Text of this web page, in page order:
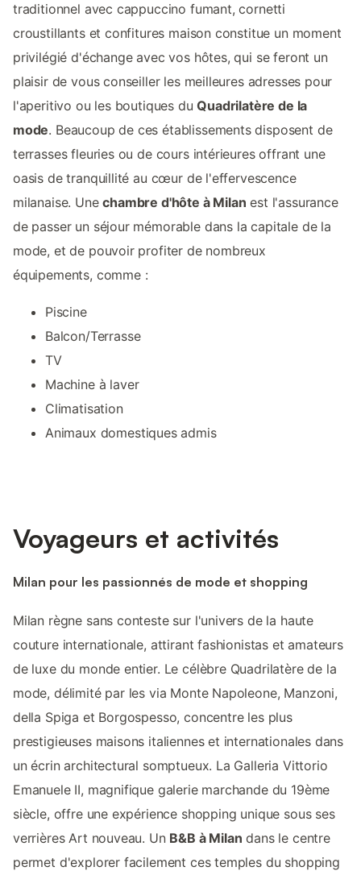
traditionnel avec cappuccino fumant, cornetti
croustillants et confitures maison constitue un moment
privilégié d'échange avec vos hôtes, qui se feront un
plaisir de vous conseiller les meilleures adresses pour
l'aperitivo ou les boutiques duQuadrilatère de la
mode. Beaucoup de ces établissements disposent de
terrasses fleuries ou de cours intérieures offrant une
oasis de tranquillité au cœur de l'effervescence
milanaise. Unechambre d'hôte à Milan est l'assurance
de passer un séjour mémorable dans la capitale de la
mode, et de pouvoir profiter de nombreux
équipements, comme :
Piscine
Balcon/Terrasse
TV
Machine à laver
Climatisation
Animaux domestiques admis
Voyageurs et activités
Milan pour les passionnés de mode et shopping
Milan règne sans conteste sur l'univers de la haute
couture internationale, attirant fashionistas et amateurs
de luxe du monde entier. Le célèbre Quadrilatère de la
mode, délimité par les via Monte Napoleone, Manzoni,
della Spiga et Borgospesso, concentre les plus
prestigieuses maisons italiennes et internationales dans
un écrin architectural somptueux. La Galleria Vittorio
Emanuele II, magnifique galerie marchande du 19ème
siècle, offre une expérience shopping unique sous ses
verrières Art nouveau. Un B&B à Milan dans le centre
permet d'explorer facilement ces temples du shopping